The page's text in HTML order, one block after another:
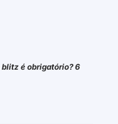
é obrigatório? 6